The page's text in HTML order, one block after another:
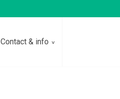
Contact & info